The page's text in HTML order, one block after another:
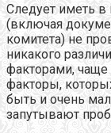
Следует иметь в
(включая
комитета) не
никакого
факторами, чаще
факторы,
быть и очень
запутывают